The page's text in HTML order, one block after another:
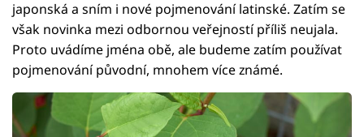
japonská a sním i nové pojmenování latinské. Zatím se
však novinka mezi odbornou veřejností příliš neujala.
Proto uvádíme jména obě, ale budeme zatím používat
pojmenování původní, mnohem více známé.